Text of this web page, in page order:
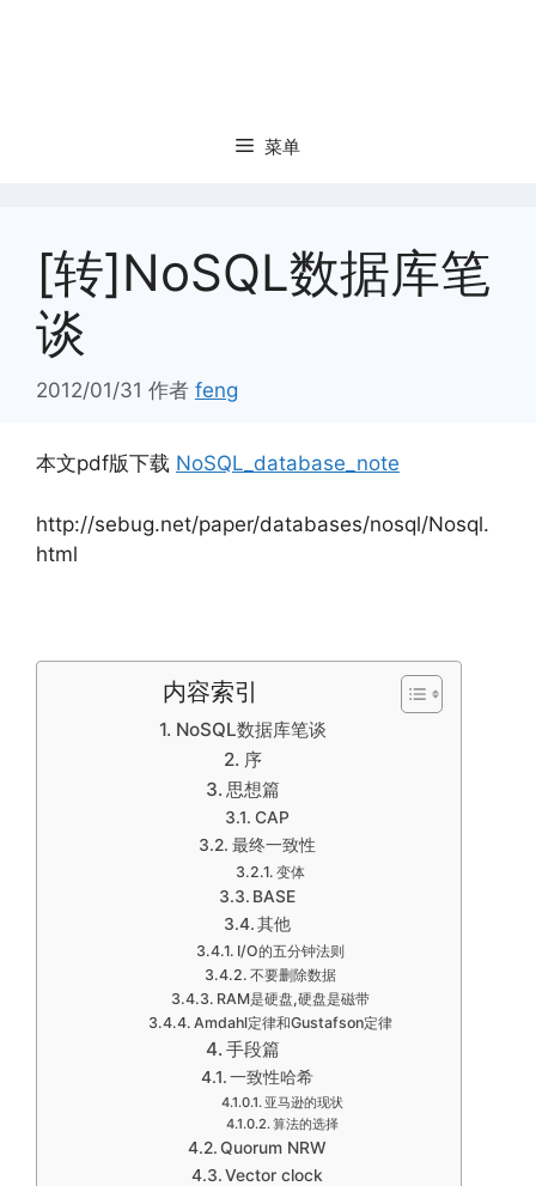
菜单
[转]NoSQL数据库笔
谈
2012/01/31 作者 feng
本文pdf版下载 NoSQL_database_note
http://sebug.net/paper/databases/nosql/Nosql.
html
内容索引
NoSQL数据库笔谈
序
思想篇
CAP
最终一致性
变体
BASE
其他
I/O的五分钟法则
不要删除数据
RAM是硬盘,硬盘是磁带
Amdahl定律和Gustafson定律
手段篇
一致性哈希
亚马逊的现状
算法的选择
Quorum NRW
Vector clock